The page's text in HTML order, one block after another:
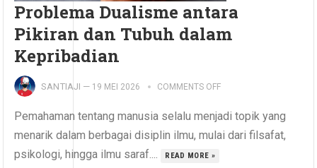
Problema Dualisme antara
Pikiran dan Tubuh dalam
Kepribadian
SANTIAJI — 19 MEI 2026 COMMENTS OFF
Pemahaman tentang manusia selalu menjadi topik yang
menarik dalam berbagai disiplin ilmu, mulai dari filsafat,
psikologi, hingga ilmu saraf....
READ MORE »